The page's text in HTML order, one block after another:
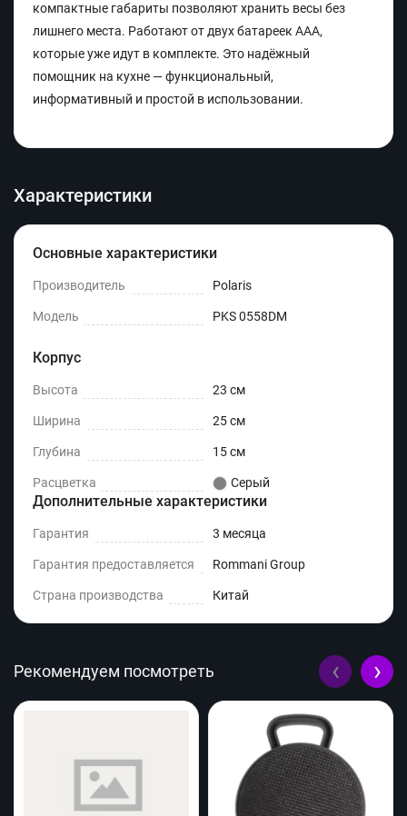
компактные габариты позволяют хранить весы без
лишнего места. Работают от двух батареек AAA,
которые уже идут в комплекте. Это надёжный
помощник на кухне — функциональный,
информативный и простой в использовании.
Характеристики
Основные характеристики
Производитель Polaris
Модель PKS 0558DM
Корпус
Высота 23 см
Ширина 25 см
Глубина 15 см
Расцветка Серый
Дополнительные характеристики
Гарантия 3 месяца
Гарантия предоставляется Rommani Group
Страна производства Китай
Рекомендуем посмотреть ‹ ›